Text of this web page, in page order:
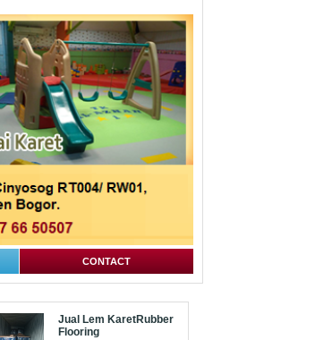
CONTACT
Jual Lem KaretRubber
Flooring